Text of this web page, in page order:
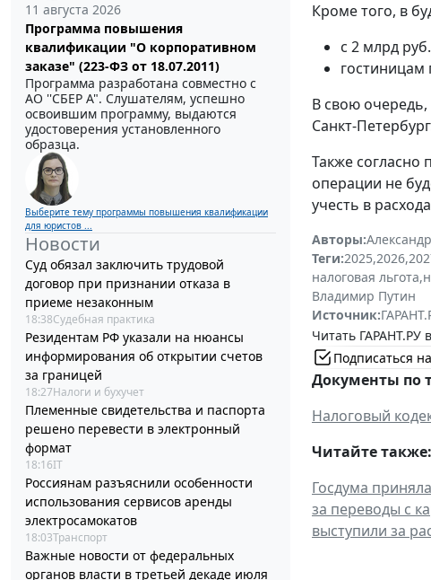
11 августа 2026
Программа повышения
квалификации "О корпоративном
заказе" (223-ФЗ от 18.07.2011)
Программа разработана совместно с
АО ''СБЕР А". Слушателям, успешно
освоившим программу, выдаются
удостоверения установленного
образца.
Выберите тему программы повышения квалификации
для юристов ...
Новости
Суд обязал заключить трудовой
договор при признании отказа в
приеме незаконным
18:38Судебная практика
Резидентам РФ указали на нюансы
информирования об открытии счетов
за границей
18:27Налоги и бухучет
Племенные свидетельства и паспорта
решено перевести в электронный
формат
18:16IT
Россиянам разъяснили особенности
использования сервисов аренды
электросамокатов
18:03Транспорт
Важные новости от федеральных
органов власти в третьей декаде июля
Кроме того, в
с 2 млрд
гостиницам
В свою очередь,
Санкт-
Также согласно
операции не
учесть в
Авторы:
Теги:2025,2026,
налоговая льгота,
Владимир Путин
Источник:
Читать ГАРАНТ.РУ в
Подписаться
Документы по
Налоговый
Читайте также:
Госдума
за переводы с
выступили за